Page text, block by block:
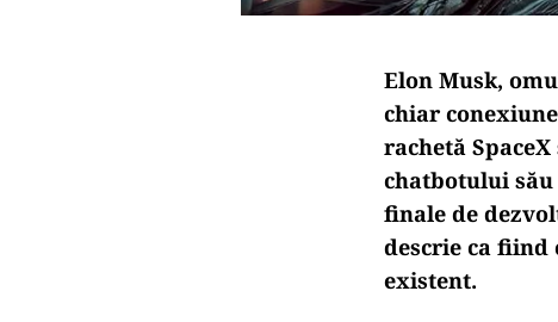
Elon Musk,
chiar
rachetă
chatbotului
finale de
descrie ca fiind
existent.